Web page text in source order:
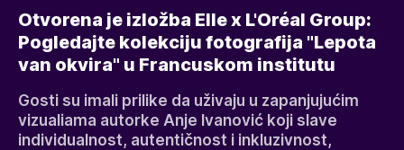
Otvorena je izložba Elle x L'Oréal Group:
Pogledajte kolekciju fotografija "Lepota
van okvira" u Francuskom institutu
Gosti su imali prilike da uživaju u zapanjujućim
vizualiama autorke Anje Ivanović koji slave
individualnost, autentičnost i inkluzivnost,